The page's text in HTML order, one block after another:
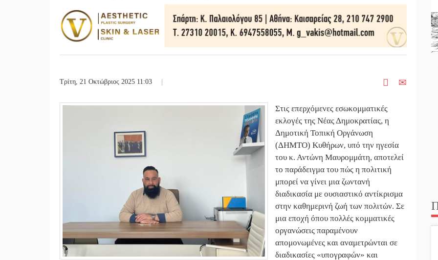
Τρίτη, 21 Οκτώβριος 2025 11:03
Στις επερχόμενες εσωκομματικές
εκλογές της Νέας Δημοκρατίας, η
Δημοτική Τοπική Οργάνωση
(ΔΗΜΤΟ) Κυθήρων, υπό την ηγεσία
του κ. Αντώνη Μαυρομμάτη, αποτελεί
το παράδειγμα του πώς η πολιτική
μπορεί να γίνει μια ζωντανή
διαδικασία με ουσιαστικό αντίκρισμα
στην καθημερινή ζωή των πολιτών. Σε
μια εποχή όπου πολλές κομματικές
οργανώσεις παραμένουν
απομονωμένες και αναμετρώνται σε
διαδικασίες «υπογραφών» και